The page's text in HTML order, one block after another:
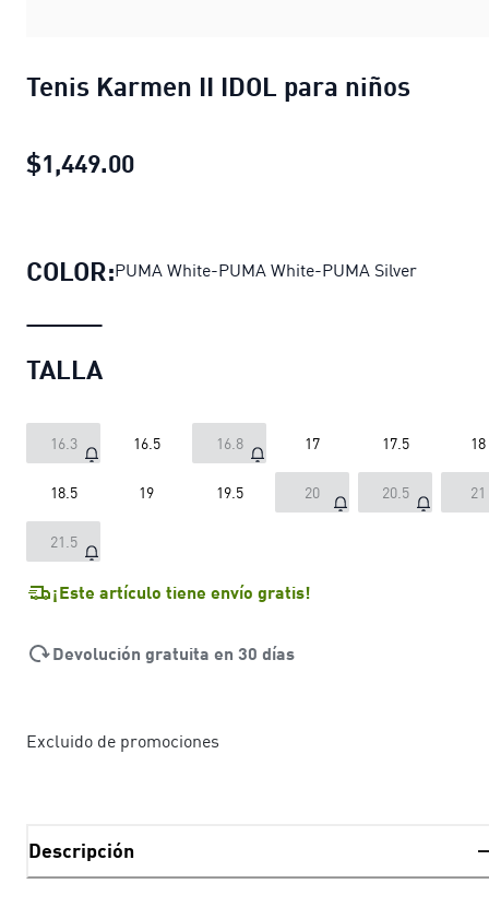
Tenis Karmen II IDOL para niños
$1,449.00
COLOR:PUMA White-PUMA White-PUMA Silver
TALLA
16.3 16.5 16.8 17 17.5 18
18.5 19 19.5 20 20.5 21
21.5
¡Este artículo tiene envío gratis!
Devolución gratuita en 30 días
Excluido de promociones
Descripción